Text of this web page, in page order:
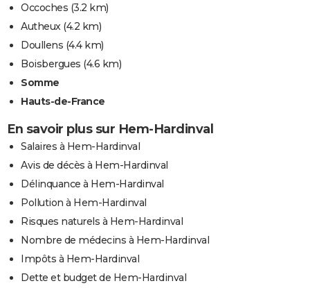
Occoches (3.2 km)
Autheux(4.2 km)
Doullens (4.4 km)
Boisbergues (4.6 km)
Somme
Hauts-de-France
En savoir plus sur Hem-Hardinval
Salaires à Hem-Hardinval
Avis de décès à Hem-Hardinval
Délinquance à Hem-Hardinval
Pollution à Hem-Hardinval
Risques naturels à Hem-Hardinval
Nombre de médecins à Hem-Hardinval
Impôts à Hem-Hardinval
Dette et budget de Hem-Hardinval